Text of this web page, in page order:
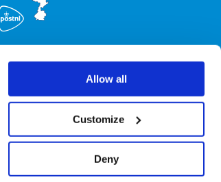
Allow all
Customize
Deny